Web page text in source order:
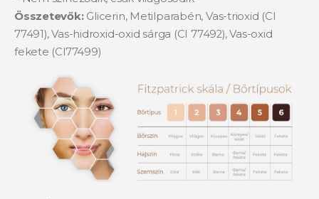
Összetevők: Glicerin, Metilparabén, Vas-trioxid (CI
77491), Vas-hidroxid-oxid sárga (CI 77492), Vas-oxid
fekete (Cl77499)